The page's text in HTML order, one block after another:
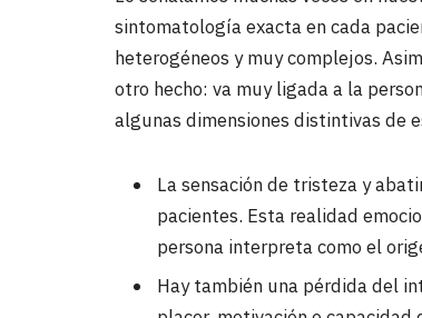
sintomatología exacta en cada
heterogéneos y muy complejos.
otro hecho: va muy ligada a la
algunas dimensiones distintivas de
La sensación de tristeza y
pacientes. Esta realidad
persona interpreta como el
Hay también una pérdida del